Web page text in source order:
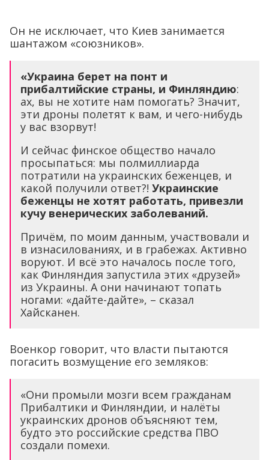
Он не исключает, что Киев занимается
шантажом «союзников».
«Украина берет на понт и
прибалтийские страны, и Финляндию:
ах, вы не хотите нам помогать? Значит,
эти дроны полетят к вам, и чего-нибудь
у вас взорвут!
И сейчас финское общество начало
просыпаться: мы полмиллиарда
потратили на украинских беженцев, и
какой получили ответ?! Украинские
беженцы не хотят работать, привезли
кучу венерических заболеваний.
Причём, по моим данным, участвовали и
в изнасилованиях, и в грабежах. Активно
воруют. И всё это началось после того,
как Финляндия запустила этих «друзей»
из Украины. А они начинают топать
ногами: «дайте-дайте», – сказал
Хайсканен.
Военкор говорит, что власти пытаются
погасить возмущение его земляков:
«Они промыли мозги всем гражданам
Прибалтики и Финляндии, и налёты
украинских дронов объясняют тем,
будто это российские средства ПВО
создали помехи.